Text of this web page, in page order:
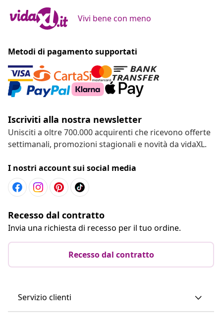
Vivi bene con meno
Metodi di pagamento supportati
Iscriviti alla nostra newsletter
Unisciti a oltre 700.000 acquirenti che ricevono offerte
settimanali, promozioni stagionali e novità da vidaXL.
I nostri account sui social media
Recesso dal contratto
Invia una richiesta di recesso per il tuo ordine.
Recesso dal contratto
Servizio clienti